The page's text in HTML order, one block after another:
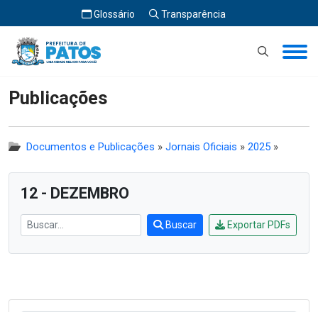
Glossário Transparência
Início Publicações
Publicações
Documentos e Publicações » Jornais Oficiais » 2025 »
12 - DEZEMBRO
Buscar Exportar PDFs